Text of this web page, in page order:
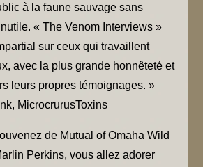
à la faune sauvage sans
« The Venom Interviews »
sur ceux qui travaillent
avec la plus grande honnêteté et
leurs propres témoignages. »
MicrocrurusToxins
de Mutual of Omaha Wild
Perkins, vous allez adorer